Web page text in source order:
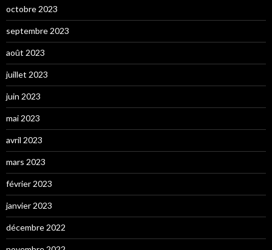
octobre 2023
septembre 2023
août 2023
juillet 2023
juin 2023
mai 2023
avril 2023
mars 2023
février 2023
janvier 2023
décembre 2022